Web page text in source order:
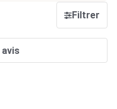
Filtrer
avis